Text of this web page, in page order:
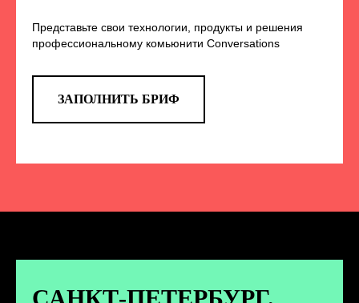
Представьте свои технологии, продукты и решения
профессиональному комьюнити Conversations
ЗАПОЛНИТЬ БРИФ
TELEGRAM
анонс новых спикеров и другие
новости конференции